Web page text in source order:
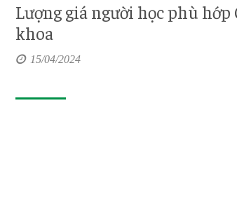
Lượng giá người học phù
khoa
15/04/2024